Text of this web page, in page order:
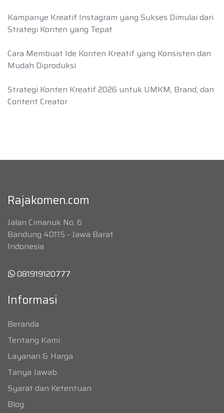
Kampanye Kreatif Instagram yang Sukses Dimulai dari
Strategi Konten yang Tepat
Cara Membuat Ide Konten Kreatif yang Konsisten dan
Mudah Diproduksi
Strategi Konten Kreatif 2026 untuk UMKM, Brand, dan
Content Creator
Rajakomen.com
Jalan Cimanuk No. 6
Bandung 40115 - Jawa Barat
Indonesia
081919120777
Informasi
Beranda
Tentang Kami
Layanan & Harga
Tanya Jawab
Syarat dan Ketentuan
Blog